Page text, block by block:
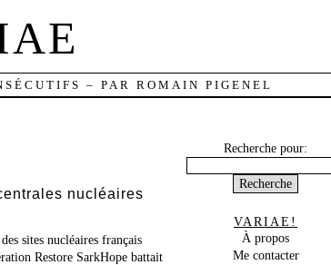
– PAR ROMAIN PIGENEL
nucléaires
sites nucléaires français
Restore SarkHope battait
Recherche pour:
VARIAE!
À propos
Me contacter